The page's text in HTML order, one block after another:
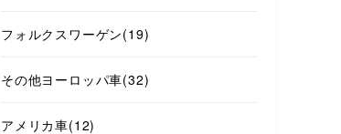
フォルクスワーゲン(19)
その他ヨーロッパ車(32)
アメリカ車(12)